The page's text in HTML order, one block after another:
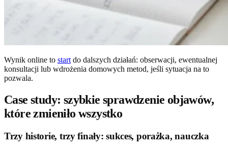
Wynik online to startdo dalszych działań: obserwacji, ewentualnej
konsultacji lub wdrożenia domowych metod, jeśli sytuacja na to
pozwala.
Case study: szybkie sprawdzenie objawów,
które zmieniło wszystko
Trzy historie, trzy finały: sukces, porażka, nauczka